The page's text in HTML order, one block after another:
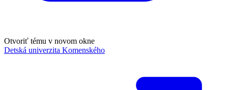
Otvoriť tému v novom okne
Detská univerzita Komenského